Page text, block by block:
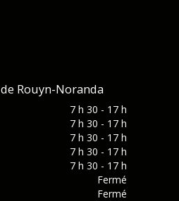
Rouyn-Noranda
7 h 30 - 17 h
7 h 30 - 17 h
7 h 30 - 17 h
7 h 30 - 17 h
7 h 30 - 17 h
Fermé
Fermé